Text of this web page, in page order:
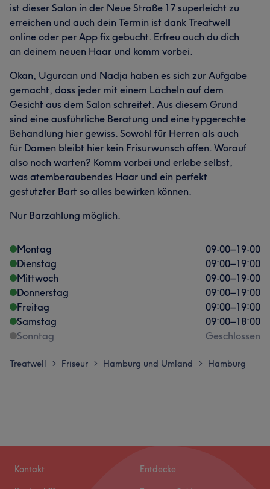
ist dieser Salon in der Neue Straße 17 superleicht zu
erreichen und auch dein Termin ist dank Treatwell
online oder per App fix gebucht. Erfreu auch du dich
an deinem neuen Haar und komm vorbei.
Okan, Ugurcan und Nadja haben es sich zur Aufgabe
gemacht, dass jeder mit einem Lächeln auf dem
Gesicht aus dem Salon schreitet. Aus diesem Grund
sind eine ausführliche Beratung und eine typgerechte
Behandlung hier gewiss. Sowohl für Herren als auch
für Damen bleibt hier kein Frisurwunsch offen. Worauf
also noch warten? Komm vorbei und erlebe selbst,
was atemberaubendes Haar und ein perfekt
gestutzter Bart so alles bewirken können.
Nur Barzahlung möglich.
Montag 09:00–19:00
Dienstag
09:00–19:00
Mittwoch
09:00–19:00
Donnerstag
09:00–19:00
Freitag
09:00–19:00
Samstag
09:00–18:00
Sonntag
Geschlossen
Treatwell > Friseur > Hamburg und Umland > Hamburg
Kontakt Entdecke